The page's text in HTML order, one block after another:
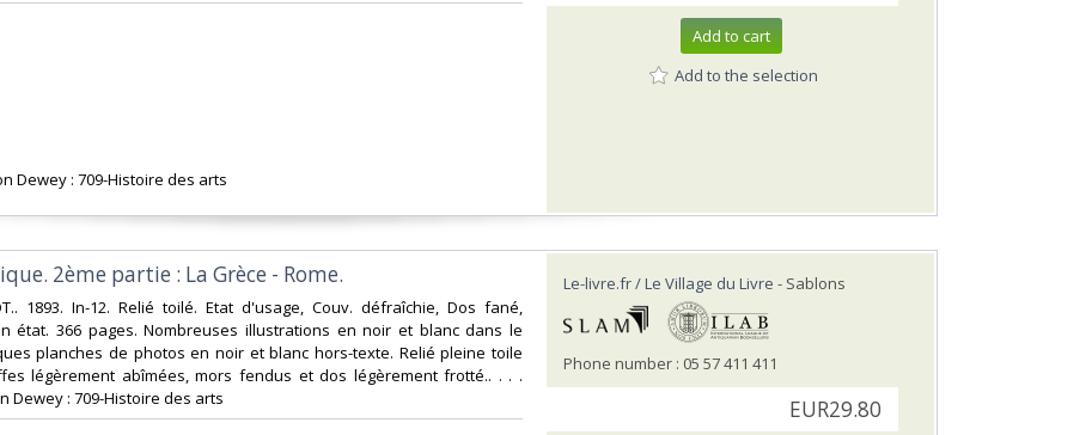
Dewey : 709-Histoire des arts‎
Add to cart
Add to the selection
2ème partie : La Grèce - Rome.‎
1893. In-12. Relié toilé. Etat d'usage, Couv. défraîchie, Dos fané,
état. 366 pages. Nombreuses illustrations en noir et blanc dans le
planches de photos en noir et blanc hors-texte. Relié pleine toile
légèrement abîmées, mors fendus et dos légèrement frotté.. . . .
Dewey : 709-Histoire des arts‎
Le-livre.fr / Le Village du Livre - Sablons
Phone number : 05 57 411 411
EUR29.80